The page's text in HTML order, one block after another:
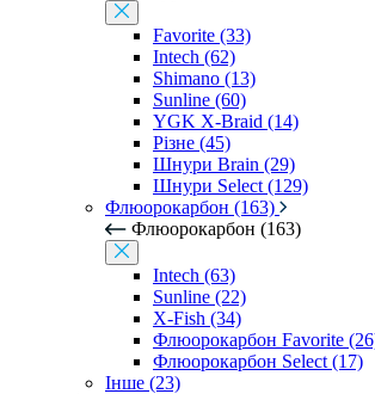
Favorite (33)
Intech (62)
Shimano (13)
Sunline (60)
YGK X-Braid (14)
Різне (45)
Шнури Brain (29)
Шнури Select (129)
Флюорокарбон (163)
Флюорокарбон (163)
Intech (63)
Sunline (22)
X-Fish (34)
Флюорокарбон Favorite
Флюорокарбон Select (17)
Інше (23)